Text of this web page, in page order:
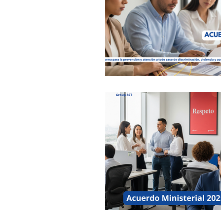
Ergonomía IESS Riesgos del
Webinar Ministerio de salud